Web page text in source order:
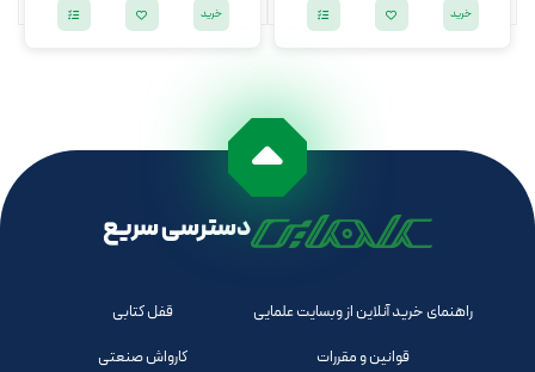
خرید خرید
دسترسی سریع
راهنمای خرید آنلاین از وبسایت علمایی
قوانین و مقررات
قفل کتابی
کارواش صنعتی